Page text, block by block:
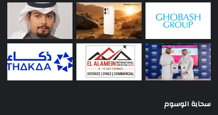
سحابة الوسوم